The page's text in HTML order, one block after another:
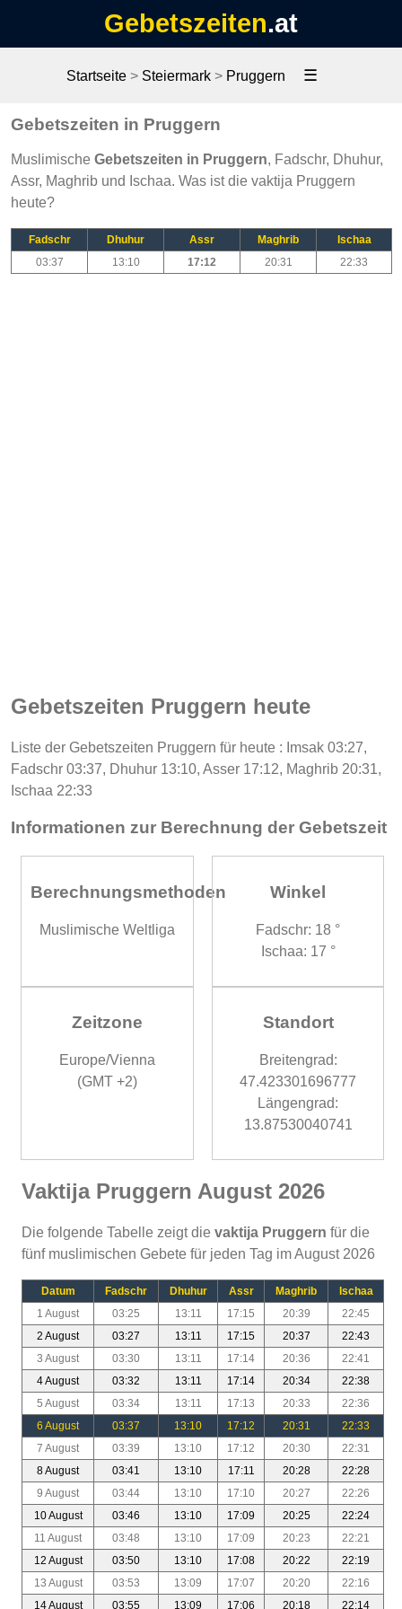
Gebetszeiten.at
Startseite > Steiermark > Pruggern ☰
Gebetszeiten in Pruggern
Muslimische Gebetszeiten in Pruggern, Fadschr, Dhuhur,
Assr, Maghrib und Ischaa. Was ist die vaktija Pruggern
heute?
Fadschr Dhuhur Assr Maghrib
Ischaa
03:37
13:10 17:12 20:31 22:33
Gebetszeiten Pruggern heute
Liste der Gebetszeiten Pruggern für heute : Imsak 03:27,
Fadschr 03:37, Dhuhur 13:10, Asser 17:12, Maghrib 20:31,
Ischaa 22:33
Informationen zur Berechnung der Gebetszeit
Berechnungsmethoden
Muslimische Weltliga
Winkel
Fadschr: 18 °
Ischaa: 17 °
Zeitzone
Europe/Vienna
(GMT +2)
Standort
Breitengrad:
47.423301696777
Längengrad:
13.87530040741
Vaktija Pruggern August 2026
Die folgende Tabelle zeigt die vaktija Pruggern für die
fünf muslimischen Gebete für jeden Tag im August 2026
Datum Fadschr Dhuhur Assr Maghrib
Ischaa
1 August
03:25 13:11 17:15 20:39
22:45
2 August
03:27 13:11 17:15 20:37
22:43
3 August
03:30 13:11 17:14 20:36
22:41
4 August
03:32 13:11 17:14 20:34
22:38
5 August
03:34 13:11 17:13 20:33
22:36
6 August
03:37 13:10 17:12 20:31
22:33
7 August
03:39 13:10 17:12 20:30
22:31
8 August
03:41 13:10 17:11 20:28
22:28
9 August
03:44 13:10 17:10 20:27
22:26
10 August
03:46 13:10 17:09 20:25
22:24
11 August
03:48 13:10 17:09 20:23
22:21
12 August
03:50 13:10 17:08 20:22
22:19
13 August
03:53 13:09 17:07 20:20
22:16
14 August
03:55 13:09 17:06 20:18 22:14